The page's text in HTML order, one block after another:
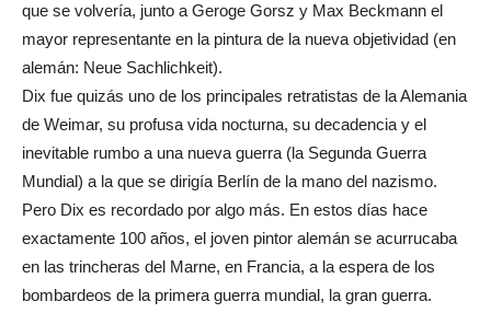
que se volvería, junto a Geroge Gorsz y Max Beckmann el
mayor representante en la pintura de la nueva objetividad (en
alemán: Neue Sachlichkeit).
Dix fue quizás uno de los principales retratistas de la Alemania
de Weimar, su profusa vida nocturna, su decadencia y el
inevitable rumbo a una nueva guerra (la Segunda Guerra
Mundial) a la que se dirigía Berlín de la mano del nazismo.
Pero Dix es recordado por algo más. En estos días hace
exactamente 100 años, el joven pintor alemán se acurrucaba
en las trincheras del Marne, en Francia, a la espera de los
bombardeos de la primera guerra mundial, la gran guerra.